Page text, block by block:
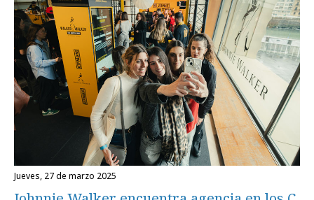
jueves, 27 de marzo 2025